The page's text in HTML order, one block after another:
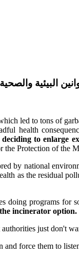
البيئية
led to tons of
health
to enlarge
Protection of the
by national
as the residual
programs for
incinerator option.
just don't
and force them to